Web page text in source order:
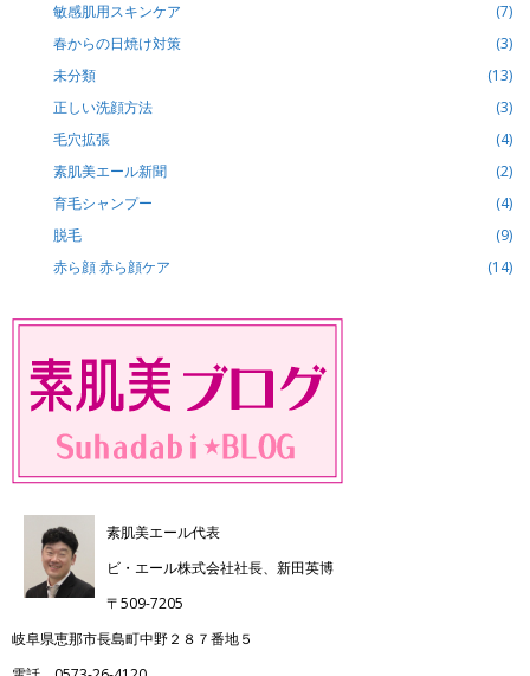
敏感肌用スキンケア
(7)
春からの日焼け対策
(3)
未分類
(13)
正しい洗顔方法
(3)
毛穴拡張
(4)
素肌美エール新聞
(2)
育毛シャンプー
(4)
脱毛
(9)
赤ら顔 赤ら顔ケア
(14)
素肌美エール代表
ビ・エール株式会社社長、新田英博
〒509-7205
岐阜県恵那市長島町中野２８７番地５